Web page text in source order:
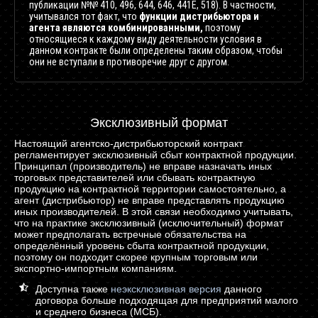
публикации №№ 410, 496, 644, 646, 441Е, 518). В частности,
учитывался тот факт, чтофункции дистрибьютора и
агента являются комбинированными,поэтому
относящиеся к каждому виду деятельности условия в
данном контракте были определены таким образом, чтобы
они не вступали в противоречие друг с другом.
Эксклюзивный формат
Настоящий агентско-дистрибьюторский контракт
регламентирует эксклюзивный сбыт контрактной продукции.
Принципал (производитель) не вправе назначать иных
торговых представителей или сбывать контрактную
продукцию на контрактной территории самостоятельно, а
агент (дистрибьютор) не вправе представлять продукцию
иных производителей. В этой связи необходимо учитывать,
что на практике эксклюзивный (исключительный) формат
может предполагать встречные обязательства на
определённый уровень сбыта контрактной продукции,
поэтому он подходит скорее крупным торговым или
экспортно-импортным компаниям.
Доступна также неэксклюзивная версия данного
договора больше подходящая для предприятий малого
и среднего бизнеса (МСБ).